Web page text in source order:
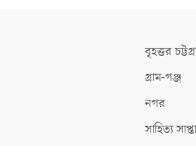
বৃহত্তর
গ্রাম-গঞ্জ
নগর
সাহিত্য